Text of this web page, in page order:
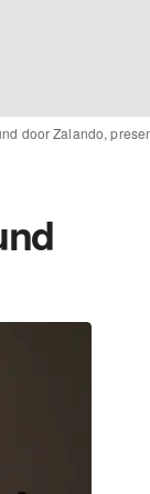
door Zalando,